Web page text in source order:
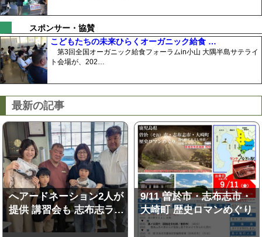
スポンサー・協賛
こどもたちの未来ひらくオーガニック給食 …
第3回全国オーガニック給食フォーラムin小山 大隅半島サテライ
ト会場が、202…
最新の記事
へアードネーション2人が
提供 講習会も 志布志ラ…
9/11 曽於市・志布志市・
大崎町 歴史ロマンめぐり